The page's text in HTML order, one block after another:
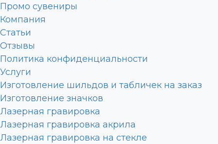
Промо сувениры
Компания
Статьи
Отзывы
Политика конфиденциальности
Услуги
Изготовление шильдов и табличек на заказ
Изготовление значков
Лазерная гравировка
Лазерная гравировка акрила
Лазерная гравировка на стекле